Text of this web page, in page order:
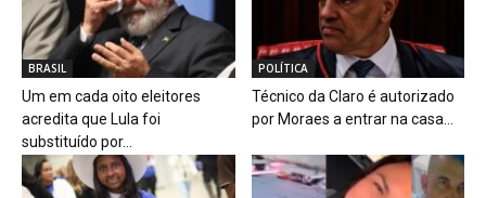
BRASIL
Um em cada oito eleitores
acredita que Lula foi
substituído por...
POLÍTICA
Técnico da Claro é autorizado
por Moraes a entrar na casa...